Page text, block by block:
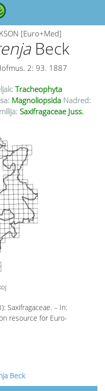
[Euro+Med]
Beck
2: 93. 1887
Tracheophyta
Magnoliopsida Nadred:
Saxifragaceae Juss.
Saxifragaceae. – In:
resource for Euro-
Beck